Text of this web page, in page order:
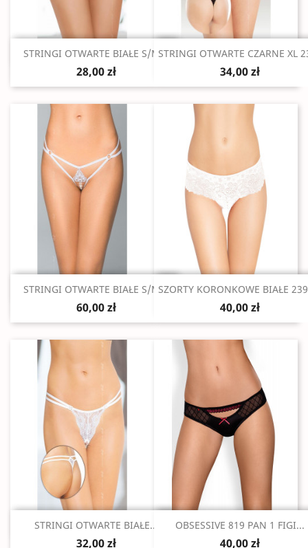
 Szybki podgląd
STRINGI OTWARTE BIAŁE S/M/L
28,00 zł
Szybki podgląd
STRINGI OTWARTE CZARNE XL
34,00 zł
 Szybki podgląd
STRINGI OTWARTE BIAŁE S/M/L
60,00 zł
Szybki podgląd
SZORTY KORONKOWE BIAŁE
40,00 zł
Szybki podgląd
STRINGI OTWARTE BIAŁE...
32,00 zł
Szybki podgląd
OBSESSIVE 819 PAN 1 FIGI...
40,00 zł